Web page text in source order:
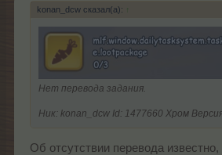
konan_dcw сказал(а): ↑
Нет перевода задания.
Ник: konan_dcw Id: 1477660 Хром
Об отсутствии перевода